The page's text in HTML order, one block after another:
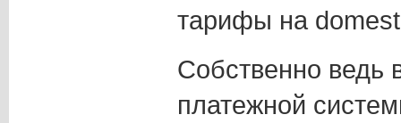
тарифы на
Собственно ведь
платежной